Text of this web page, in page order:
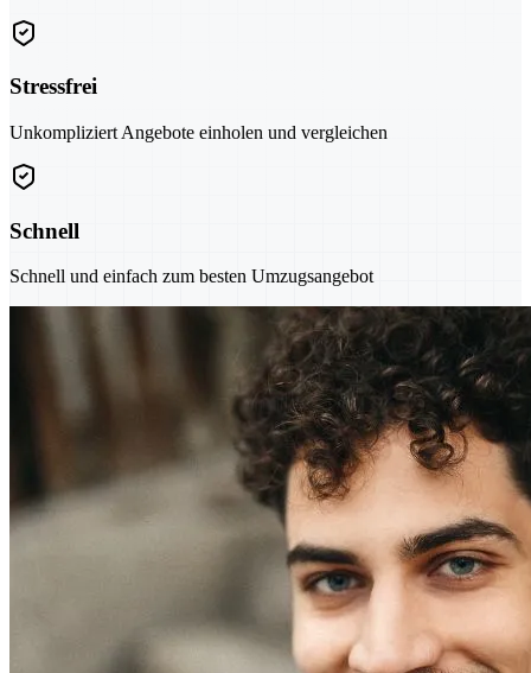
Stressfrei
Unkompliziert Angebote einholen und vergleichen
Schnell
Schnell und einfach zum besten Umzugsangebot